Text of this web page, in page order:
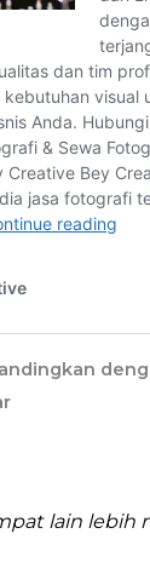
lain lebih